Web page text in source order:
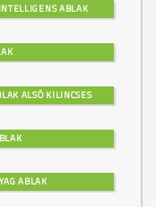
ABLAK
ALSÓ KILINCSES
ABLAK